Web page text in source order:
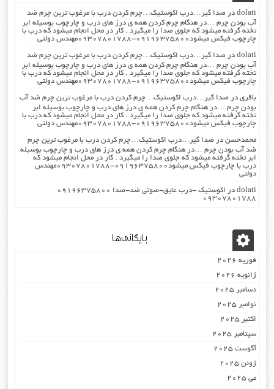
dolati درصدا گیر…درب اکوستیک…چرم کردن درب با مرغوب ترین چرم ضد
آب بودن چرم …در هنگام چرم کردن همه ی درز های درب و چارچوب بوسیله ابر
تخته گرفته میشود که جلوی صدا را میگیرد . کار در محل انجام میشود که درب با
چارچوب فیکس میشود۰۹۱۹۶۳۷۵۸۰۰-۰۹۳۰۷۸۰۱۷۸۸مهندس دولتی
dolati درصدا گیر…درب اکوستیک…چرم کردن درب با مرغوب ترین چرم ضد
آب بودن چرم …در هنگام چرم کردن همه ی درز های درب و چارچوب بوسیله ابر
تخته گرفته میشود که جلوی صدا را میگیرد . کار در محل انجام میشود که درب با
چارچوب فیکس میشود۰۹۱۹۶۳۷۵۸۰۰-۰۹۳۰۷۸۰۱۷۸۸مهندس دولتی
باقری درصدا گیر…درب اکوستیک…چرم کردن درب با مرغوب ترین چرم ضد آب
بودن چرم …در هنگام چرم کردن همه ی درز های درب و چارچوب بوسیله ابر
تخته گرفته میشود که جلوی صدا را میگیرد . کار در محل انجام میشود که درب با
چارچوب فیکس میشود۰۹۱۹۶۳۷۵۸۰۰-۰۹۳۰۷۸۰۱۷۸۸مهندس دولتی
محمدحسن درصدا گیر…درب اکوستیک…چرم کردن درب با مرغوب ترین چرم
ضد آب بودن چرم …در هنگام چرم کردن همه ی درز های درب و چارچوب بوسیله
ابر تخته گرفته میشود که جلوی صدا را میگیرد . کار در محل انجام میشود که
درب با چارچوب فیکس میشود۰۹۱۹۶۳۷۵۸۰۰-۰۹۳۰۷۸۰۱۷۸۸مهندس
دولتی
dolati در
اکوستیک -درب عایق-صوتی ضد-صدا ۰۹۱۹۶۳۷۵۸۰۰
۰۹۳۰۷۸۰۱۷۸۸
بایگانی‌ها
فوریه 2026
ژانویه 2026
دسامبر 2025
نوامبر 2025
اکتبر 2025
سپتامبر 2025
آگوست 2025
ژوئن 2025
می 2025